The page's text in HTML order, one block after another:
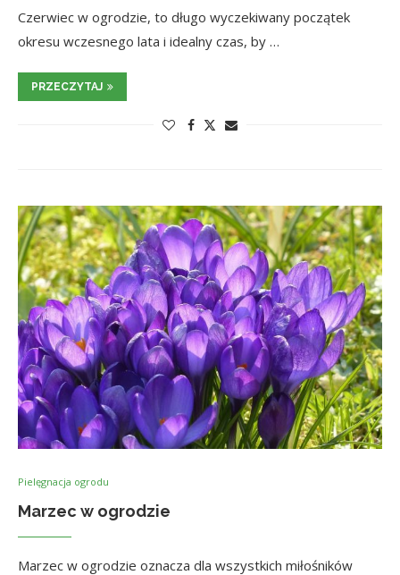
Czerwiec w ogrodzie, to długo wyczekiwany początek
okresu wczesnego lata i idealny czas, by …
PRZECZYTAJ
Pielęgnacja ogrodu
Marzec w ogrodzie
Marzec w ogrodzie oznacza dla wszystkich miłośników